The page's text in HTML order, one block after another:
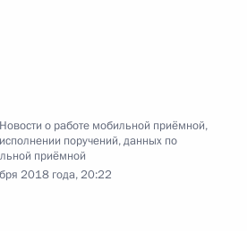
Новости о работе мобильной приёмной,
поручений, данных по
приёмной
2018 года, 20:22